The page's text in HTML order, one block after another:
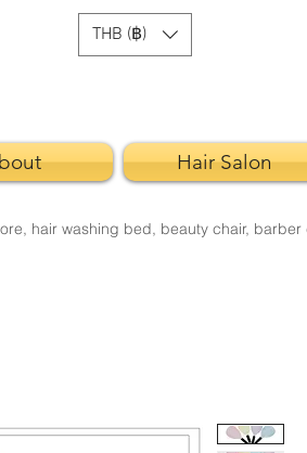
THB (฿)
Hair Salon
hair washing bed, beauty chair,